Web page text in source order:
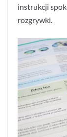
instrukcji
rozgrywki.